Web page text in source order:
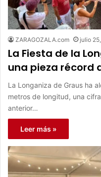
ZARAGOZALA.com julio
La Fiesta de la
una pieza récord
La Longaniza de Graus ha
metros de longitud, una
anterior…
Leer más »